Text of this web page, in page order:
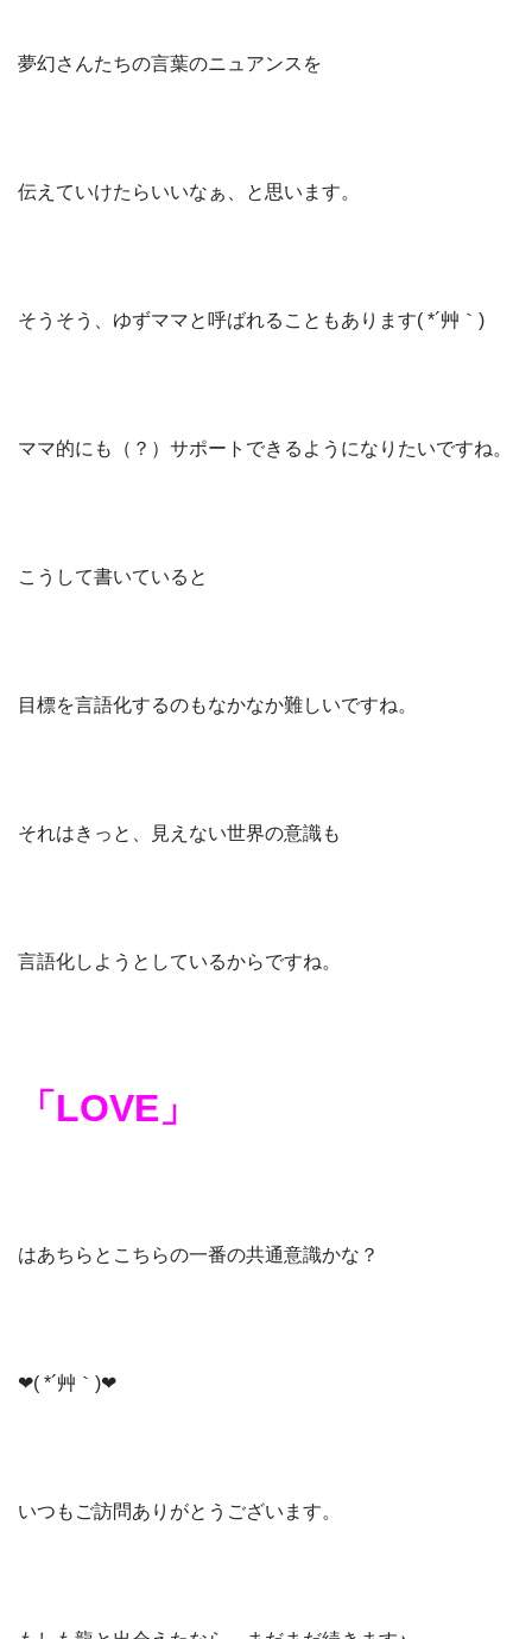
夢幻さんたちの言葉のニュアンスを
伝えていけたらいいなぁ、と思います。
そうそう、ゆずママと呼ばれることもあります( *´艸｀)
ママ的にも（？）サポートできるようになりたいですね。
こうして書いていると
目標を言語化するのもなかなか難しいですね。
それはきっと、見えない世界の意識も
言語化しようとしているからですね。
「LOVE」
はあちらとこちらの一番の共通意識かな？
❤( *´艸｀)❤
いつもご訪問ありがとうございます。